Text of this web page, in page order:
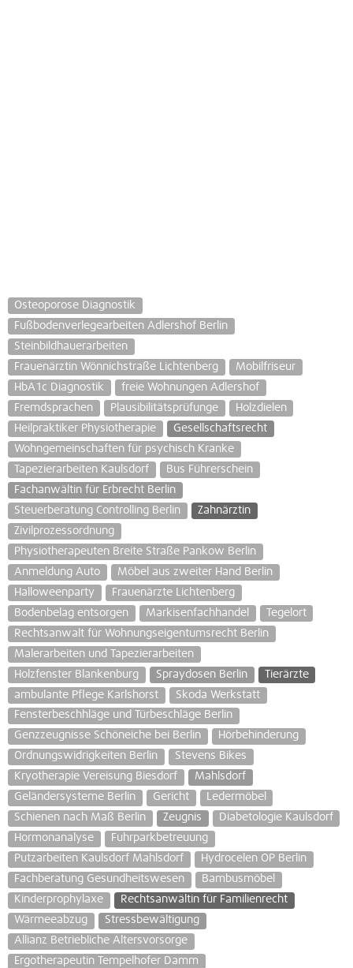
Osteoporose Diagnostik
Fußbodenverlegearbeiten Adlershof Berlin
Steinbildhauerarbeiten
Frauenärztin Wönnichstraße Lichtenberg
Mobilfriseur
HbA1c Diagnostik
freie Wohnungen Adlershof
Fremdsprachen
Plausibilitätsprüfunge
Holzdielen
Heilpraktiker Physiotherapie
Gesellschaftsrecht
Wohngemeinschaften für psychisch Kranke
Tapezierarbeiten Kaulsdorf
Bus Führerschein
Fachanwältin für Erbrecht Berlin
Steuerberatung Controlling Berlin
Zahnärztin
Zivilprozessordnung
Physiotherapeuten Breite Straße Pankow Berlin
Anmeldung Auto
Möbel aus zweiter Hand Berlin
Halloweenparty
Frauenärzte Lichtenberg
Bodenbelag entsorgen
Markisenfachhandel
Tegelort
Rechtsanwalt für Wohnungseigentumsrecht Berlin
Malerarbeiten und Tapezierarbeiten
Holzfenster Blankenburg
Spraydosen Berlin
Tierärzte
ambulante Pflege Karlshorst
Skoda Werkstatt
Fensterbeschhläge und Türbeschläge Berlin
Genzzeugnisse Schöneiche bei Berlin
Hörbehinderung
Ordnungswidrigkeiten Berlin
Stevens Bikes
Kryotherapie Vereisung Biesdorf
Mahlsdorf
Geländersysteme Berlin
Gericht
Ledermöbel
Schienen nach Maß Berlin
Zeugnis
Diabetologie Kaulsdorf
Hormonanalyse
Fuhrparkbetreuung
Putzarbeiten Kaulsdorf Mahlsdorf
Hydrocelen OP Berlin
Fachberatung Gesundheitswesen
Bambusmöbel
Kinderprophylaxe
Rechtsanwältin für Familienrecht
Wärmeeabzug
Stressbewältigung
Allianz Betriebliche Altersvorsorge
Ergotherapeutin Tempelhofer Damm